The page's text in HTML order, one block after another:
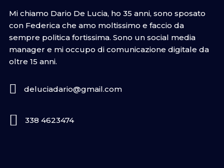
Mi chiamo Dario De Lucia, ho 35 anni, sono sposato
con Federica che amo moltissimo e faccio da
sempre politica fortissima. Sono un social media
manager e mi occupo di comunicazione digitale da
oltre 15 anni.
deluciadario@gmail.com
338 4623474